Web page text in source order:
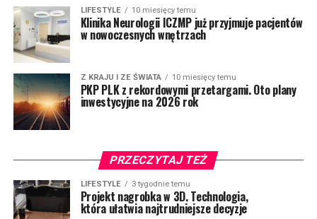
LIFESTYLE 10 miesięcy temu
Klinika Neurologii ICZMP już przyjmuje pacjentów
w nowoczesnych wnętrzach
Z KRAJU I ZE ŚWIATA 10 miesięcy temu
PKP PLK z rekordowymi przetargami. Oto plany
inwestycyjne na 2026 rok
PRZECZYTAJ TEŻ
LIFESTYLE 3 tygodnie temu
Projekt nagrobka w 3D. Technologia,
która ułatwia najtrudniejsze decyzje